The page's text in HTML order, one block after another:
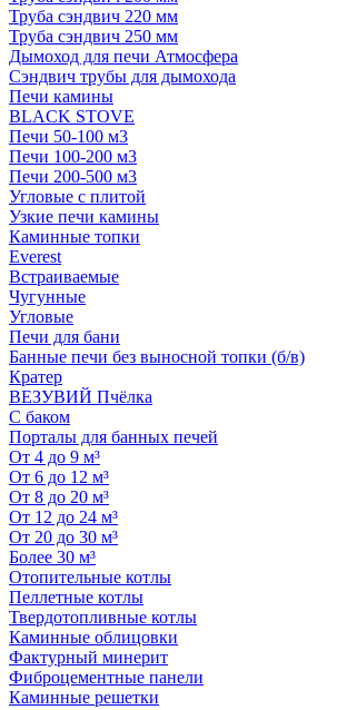
Труба сэндвич 220 мм
Труба сэндвич 250 мм
Дымоход для печи Атмосфера
Сэндвич трубы для дымохода
Печи камины
BLACK STOVE
Печи 50-100 м3
Печи 100-200 м3
Печи 200-500 м3
Угловые с плитой
Узкие печи камины
Каминные топки
Everest
Встраиваемые
Чугунные
Угловые
Печи для бани
Банные печи без выносной топки (б/в)
Кратер
ВЕЗУВИЙ Пчёлка
С баком
Порталы для банных печей
От 4 до 9 м³
От 6 до 12 м³
От 8 до 20 м³
От 12 до 24 м³
От 20 до 30 м³
Более 30 м³
Отопительные котлы
Пеллетные котлы
Твердотопливные котлы
Каминные облицовки
Фактурный минерит
Фиброцементные панели
Каминные решетки